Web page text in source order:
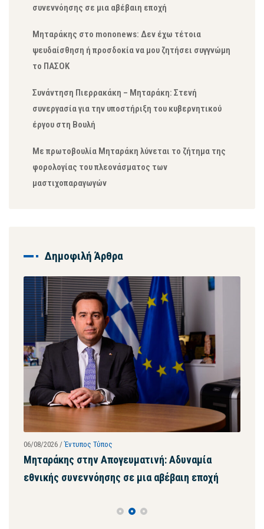
συνεννόησης σε μια αβέβαιη εποχή
Μηταράκης στο mononews: Δεν έχω τέτοια
ψευδαίσθηση ή προσδοκία να μου ζητήσει συγγνώμη
το ΠΑΣΟΚ
Συνάντηση Πιερρακάκη – Μηταράκη: Στενή
συνεργασία για την υποστήριξη του κυβερνητικού
έργου στη Βουλή
Με πρωτοβουλία Μηταράκη λύνεται το ζήτημα της
φορολογίας του πλεονάσματος των
μαστιχοπαραγωγών
Δημοφιλή Άρθρα
06/08/2026 /Έντυπος Τύπος
Μηταράκης στην Απογευματινή: Αδυναμία
εθνικής συνεννόησης σε μια αβέβαιη εποχή